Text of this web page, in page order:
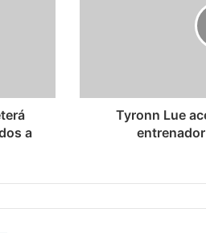
a
Tyronn Lue